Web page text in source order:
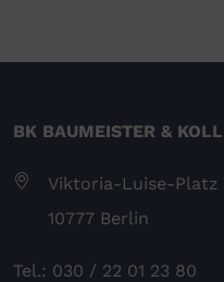
BK BAUMEISTER &
Viktoria-Luise-Platz
10777 Berlin
Tel.: 030 / 22 01 23 80